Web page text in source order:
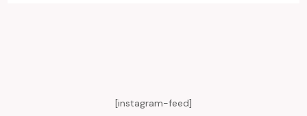
[instagram-feed]